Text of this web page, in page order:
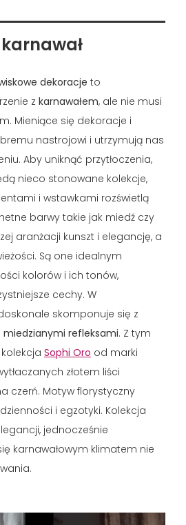
dekoracje to
z karnawałem, ale nie musi
Mieniące się dekoracje i
nastrojowi i utrzymują nas
Aby uniknąć przytłoczenia,
nieco stonowane kolekcje,
i wstawkami rozświetlą
barwy takie jak miedź czy
aranżacji kunszt i elegancję, a
Są one idealnym
kolorów i ich tonów,
cechy. W
skomponuje się z
miedzianymi refleksami. Z tym
Sophi Oro od marki
złotem liści
czerń. Motyw florystyczny
i egzotyki. Kolekcja
jednocześnie
karnawałowym klimatem nie